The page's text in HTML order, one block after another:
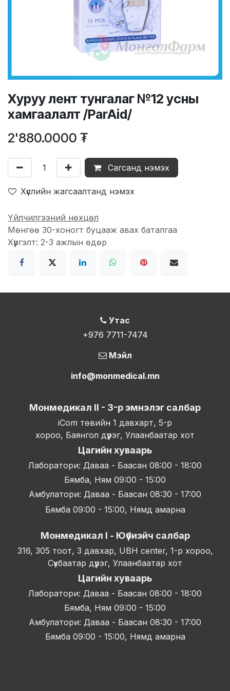
Хуруу лент тунгалаг №12 усны
хамгаалалт /ParAid/
2'880.0000 ₮
Сагсанд нэмэх
Хүслийн жагсаалтанд нэмэх
Үйлчилгээний нөхцөл
Мөнгөө 30-хоногт буцааж авах баталгаа
Хүргэлт: 2-3 ажлын өдөр
Утас
+976 7711-7474
Мэйл
info@monmedical.mn
Монмедикал II - 3-р эмнэлэг салбар
iCom төвийн 1 давхарт, 5-р
хороо, Баянгол дүүрэг, Улаанбаатар хот
Цагийн хуваарь
Лаборатори: Даваа - Баасан 08:00 - 18:00
Бямба, Ням 09:00 - 15:00
Амбулатори: Даваа - Баасан 08:30 - 17:00
Бямба 09:00 - 15:00, Нямд амарна
Монмедикал I - Юүбиэйч салбар
316, 305 тоот, 3 давхар, UBH center, 1-р хороо,
Сүхбаатар дүүрэг, Улаанбаатар хот
Цагийн хуваарь
Лаборатори: Даваа - Баасан 08:00 - 18:00
Бямба, Ням 09:00 - 15:00
Амбулатори: Даваа - Баасан 08:30 - 17:00
Бямба 09:00 - 15:00, Нямд амарна